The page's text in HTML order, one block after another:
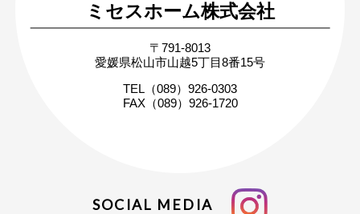
無料相談・お問い合わせ
まずはお気軽にご相談ください
家づくりの疑問や不安にお答えします
ミセスホーム株式会社
〒791-8013
愛媛県松山市山越5丁目8番15号
TEL（089）926-0303
FAX（089）926-1720
SOCIAL MEDIA